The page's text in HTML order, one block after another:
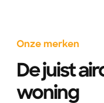
Onze merken
De juist
woning